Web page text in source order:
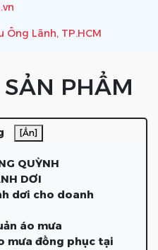
Ông Lãnh, TP.HCM
PHẨM
[Ẩn]
QUỲNH
DƠI
dơi cho doanh
áo mưa
mưa đồng phục tại